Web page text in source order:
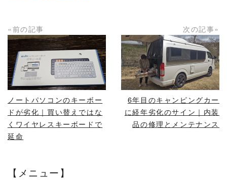
«前の記事
READ MORE
ノートパソコンのキーボー
ドが劣化｜買い替えではな
くワイヤレスキーボードで
延命
次の記事»
READ MORE
6年目のキャンピングカー
に経年劣化のサイン｜内装
品の修理とメンテナンス
【メニュー】